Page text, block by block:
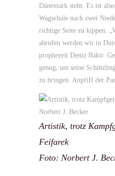
Dänemark steht. Es ist
Wagschale nach zwei
richtige Seite zu kippen.
abrufen werden wir in
prophezeit Deniz Bakir.
genug, um seine
zu bringen. Anpfiff der
Artistik, trotz
Feifarek
Foto: Norbert J.